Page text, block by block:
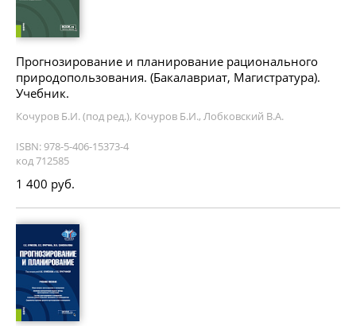
Прогнозирование и планирование рационального
природопользования. (Бакалавриат, Магистратура).
Учебник.
Кочуров Б.И. (под ред.), Кочуров Б.И., Лобковский В.А.
ISBN: 978-5-406-15373-4
код 712585
1 400 руб.